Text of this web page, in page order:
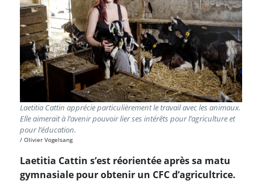
Laetitia Cattin apprécie particulièrement le travail avec les animaux.
Elle aimerait à l’avenir pouvoir lier ses intérêts pour l’agriculture et
pour l’éducation.
Olivier Vogelsang
Laetitia Cattin s’est réorientée après sa matu
gymnasiale pour obtenir un CFC d’agricultrice.